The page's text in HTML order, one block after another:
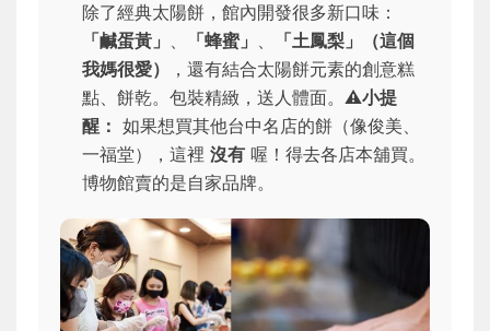
除了經典太陽餅，館內開發很多新口味：
「鹹蛋黃」 、 「蜂蜜」 、
「土鳳梨」（這個
我媽很愛）
，還有結合太陽餅元素的創意糕
點、餅乾。包裝精緻，送人體面。 ⚠️小提
醒： 如果想買其他台中名店的餅（像俊美、
一福堂），這裡 沒有 喔！得去各店本舖買。
博物館賣的是自家品牌。